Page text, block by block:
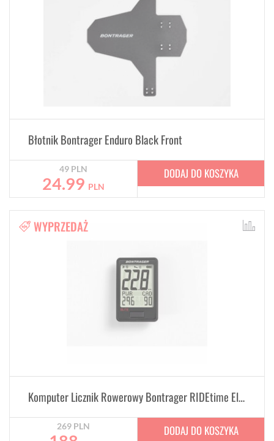
Błotnik Bontrager Enduro Black Front
49 PLN
24.99 PLN
DODAJ DO KOSZYKA
WYPRZEDAŻ
Komputer Licznik Rowerowy Bontrager RIDEtime Elite
269 PLN DODAJ DO KOSZYKA